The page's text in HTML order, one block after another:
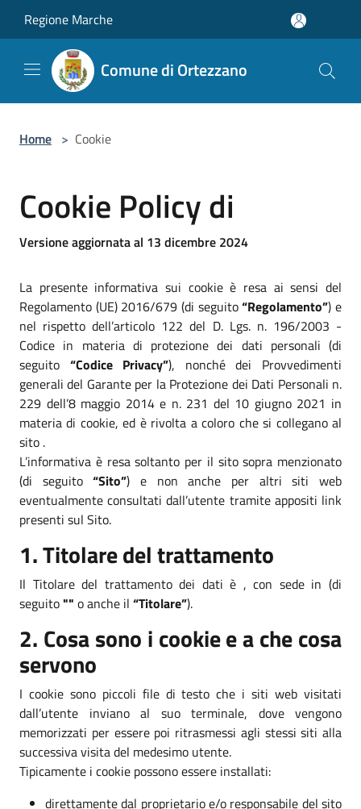
Regione Marche
Comune di Ortezzano
Home > Cookie
Cookie Policy di
Versione aggiornata al 13 dicembre 2024
La presente informativa sui cookie è resa ai sensi del
Regolamento (UE) 2016/679 (di seguito“Regolamento”) e
nel rispetto dell’articolo 122 del D. Lgs. n. 196/2003 -
Codice in materia di protezione dei dati personali (di
seguito “Codice Privacy”), nonché dei Provvedimenti
generali del Garante per la Protezione dei Dati Personali n.
229 dell’8 maggio 2014 e n. 231 del 10 giugno 2021 in
materia di cookie, ed è rivolta a coloro che si collegano al
sito .
L’informativa è resa soltanto per il sito sopra menzionato
(di seguito“Sito”) e non anche per altri siti web
eventualmente consultati dall’utente tramite appositi link
presenti sul Sito.
1. Titolare del trattamento
Il Titolare del trattamento dei dati è , con sede in (di
seguito"" o anche il “Titolare”).
2. Cosa sono i cookie e a che cosa
servono
I cookie sono piccoli file di testo che i siti web visitati
dall’utente inviano al suo terminale, dove vengono
memorizzati per essere poi ritrasmessi agli stessi siti alla
successiva visita del medesimo utente.
Tipicamente i cookie possono essere installati:
direttamente dal proprietario e/o responsabile del sito